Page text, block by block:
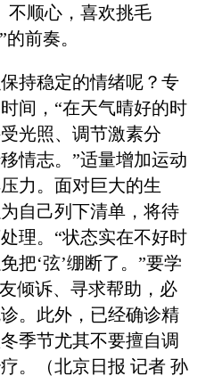
不顺心，喜欢挑毛
前奏。
持稳定的情绪呢？专
间，“在天气晴好的时
光照、调节激素分
情志。”适量增加运动
力。面对巨大的生
自己列下清单，将待
理。“状态实在不好时
把‘弦’绷断了。”要学
倾诉、寻求帮助，必
。此外，已经确诊精
季节尤其不要擅自调
。（北京日报 记者 孙